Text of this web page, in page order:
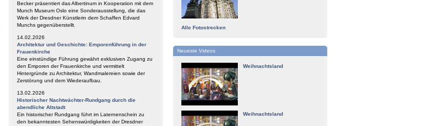
Becker präsentiert das Albertinum in Kooperation mit dem
Munch Museum Oslo eine Sonderausstellung, die das
Werk der Dresdner Künstlerin dem Schaffen Edvard
Munchs gegenüberstellt.
14.02.2026
Architektur und Geschichte: Emporenführung in der
Frauenkirche
Eine einstündige Führung gewährt exklusiven Zugang zu
den Emporen der Frauenkirche und vermittelt
Hintergründe zu Architektur, Wandmalereien sowie der
Zerstörung und dem Wiederaufbau.
13.02.2026
Historischer Nachtwächter-Rundgang durch die
abendliche Altstadt
Ein historischer Rundgang führt im Laternenschein zu
den bekanntesten Sehenswürdigkeiten der Dresdner
Alle Fotostrecken
Neueste Videos
Weihnachtsland
Weihnachtsland